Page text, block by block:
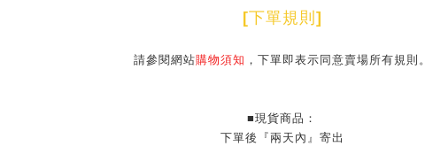
[下單規則 ]
請參閱網站購物須知 ，下單即表示同意賣場所有規則。
■現貨商品：
下單後『兩天內』寄出